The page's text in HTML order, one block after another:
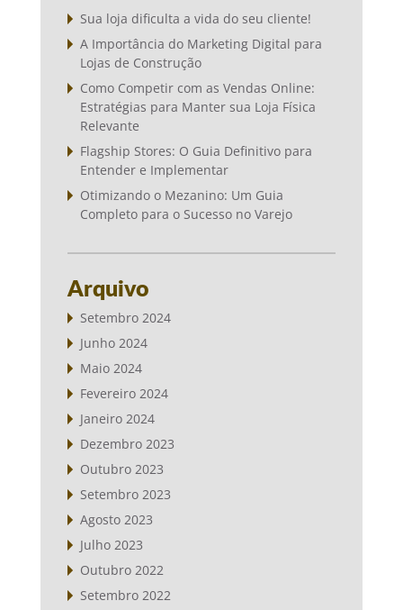
Sua loja dificulta a vida do seu cliente!
A Importância do Marketing Digital para
Lojas de Construção
Como Competir com as Vendas Online:
Estratégias para Manter sua Loja Física
Relevante
Flagship Stores: O Guia Definitivo para
Entender e Implementar
Otimizando o Mezanino: Um Guia
Completo para o Sucesso no Varejo
Arquivo
Setembro 2024
Junho 2024
Maio 2024
Fevereiro 2024
Janeiro 2024
Dezembro 2023
Outubro 2023
Setembro 2023
Agosto 2023
Julho 2023
Outubro 2022
Setembro 2022